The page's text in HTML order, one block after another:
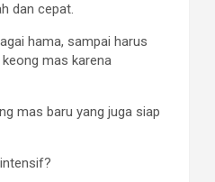
dan cepat.
hama, sampai harus
mas karena
mas baru yang juga siap